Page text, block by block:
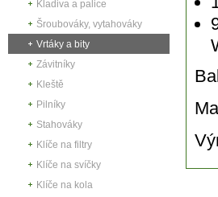
Kladiva a palice
Šroubováky, vytahováky
Vrtáky a bity
Závitníky
Kleště
Pilníky
Stahováky
Klíče na filtry
Klíče na svíčky
Klíče na kola